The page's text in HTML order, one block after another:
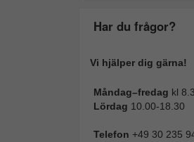
Har du frågor?
Vi hjälper dig gärna!
Måndag–fredag kl
Lördag 10.00-18.30
Telefon +49 30 235